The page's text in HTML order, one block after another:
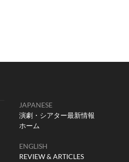
JAPANESE
演劇・シアター最新情報
ホーム
ENGLISH
REVIEW & ARTICLES